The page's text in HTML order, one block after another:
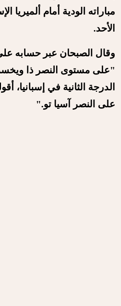
الأحد.
وقال الصبحان عبر حسابه
"على مستوى النصر ذا
الدرجة الثانية في إسبانيا،
على النصر آسيا تو."